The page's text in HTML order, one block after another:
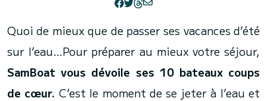
Quoi de mieux que de passer ses vacances d’été
sur l’eau…Pour préparer au mieux votre séjour,
SamBoat vous dévoile ses 10 bateaux coups
de cœur. C’est le moment de se jeter à l’eau et